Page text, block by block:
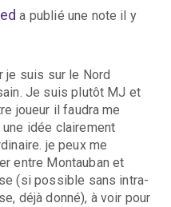
a publié une note il y
je suis sur le Nord
Je suis plutôt MJ et
joueur il faudra me
une idée clairement
je peux me
entre Montauban et
(si possible sans intra-
déjà donné), à voir pour